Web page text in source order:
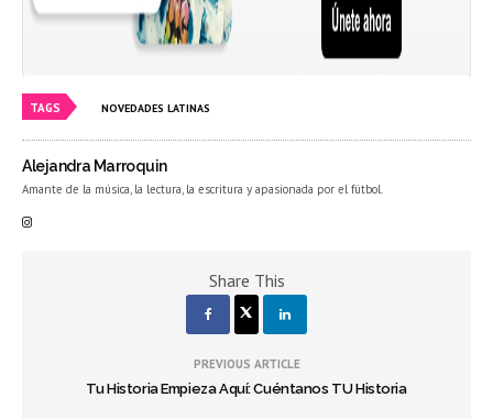
TAGS NOVEDADES LATINAS
Alejandra Marroquin
Amante de la música, la lectura, la escritura y apasionada por el fútbol.
Share This
PREVIOUS ARTICLE
Tu Historia Empieza Aquí: Cuéntanos TU Historia